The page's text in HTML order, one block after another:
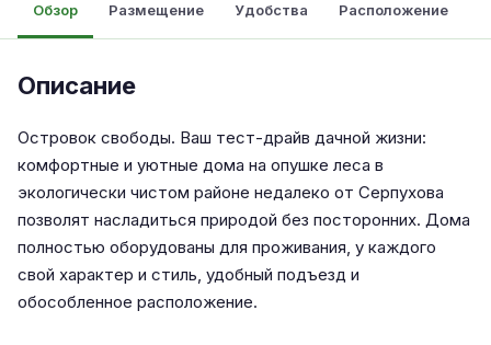
Обзор Размещение Удобства Расположение
Описание
Островок свободы. Ваш тест-драйв дачной жизни:
комфортные и уютные дома на опушке леса в
экологически чистом районе недалеко от Серпухова
позволят насладиться природой без посторонних. Дома
полностью оборудованы для проживания, у каждого
свой характер и стиль, удобный подъезд и
обособленное расположение.